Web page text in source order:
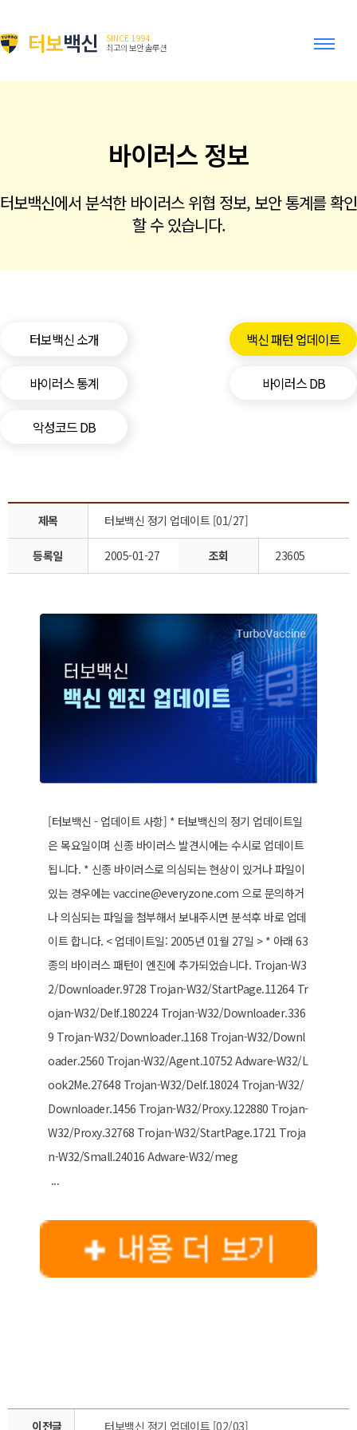
터보백신
SINCE 1994
최고의 보안 솔루션
바이러스 정보
터보백신에서 분석한 바이러스 위협 정보, 보안 통계를 확인
할 수 있습니다.
터보백신 소개 백신 패턴 업데이트
바이러스 통계 바이러스 DB
악성코드 DB
제목 터보백신 정기 업데이트 [01/27]
등록일 2005-01-27 조회 23605
[터보백신 - 업데이트 사항] * 터보백신의 정기 업데이트일
은 목요일이며 신종 바이러스 발견시에는 수시로 업데이트
됩니다. * 신종 바이러스로 의심되는 현상이 있거나 파일이
있는 경우에는 vaccine@everyzone.com 으로 문의하거
나 의심되는 파일을 첨부해서 보내주시면 분석후 바로 업데
이트 합니다. < 업데이트일: 2005년 01월 27일 > * 아래 63
종의 바이러스 패턴이 엔진에 추가되었습니다. Trojan-W3
2/Downloader.9728 Trojan-W32/StartPage.11264 Tr
ojan-W32/Delf.180224 Trojan-W32/Downloader.336
9 Trojan-W32/Downloader.1168 Trojan-W32/Downl
oader.2560 Trojan-W32/Agent.10752 Adware-W32/L
ook2Me.27648 Trojan-W32/Delf.18024 Trojan-W32/
Downloader.1456 Trojan-W32/Proxy.122880 Trojan-
W32/Proxy.32768 Trojan-W32/StartPage.1721 Troja
n-W32/Small.24016 Adware-W32/meg
...
이전글 터보백신 정기 업데이트 [02/03]